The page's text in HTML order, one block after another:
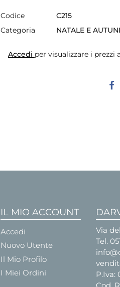
Codice
C215
Categoria
NATALE E
Accedi per visualizzare i prezzi
IL MIO ACCOUNT
Accedi
Nuovo Utente
Il Mio Profilo
I Miei Ordini
Via
Tel.
P.Iva:
Cod.